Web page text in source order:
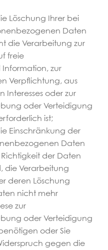
Löschung Ihrer bei
Daten
die Verarbeitung zur
freie
zur
Verpflichtung, aus
Interesses oder zur
oder Verteidigung
ist;
Einschränkung der
Daten
der Daten
die Verarbeitung
deren Löschung
nicht mehr
zur
oder Verteidigung
oder Sie
gegen die